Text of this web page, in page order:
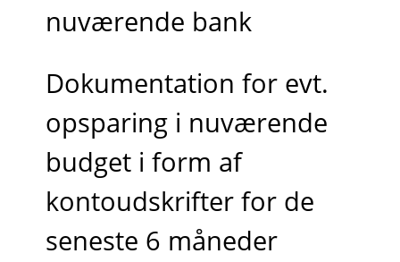
nuværende bank
Dokumentation for evt.
opsparing i nuværende
budget i form af
kontoudskrifter for de
seneste 6 måneder